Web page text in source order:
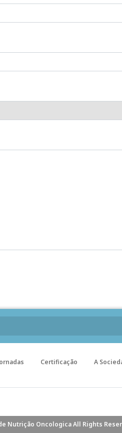
Certificação
A
Nutrição Oncologica All Rights